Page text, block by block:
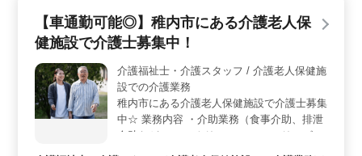
イベートな時間も大切にできる職場です。 ＜地域社
会への貢献＞ 地域医療を支える病院で、脳神経外科の
外来診療と病棟管理を担うお仕事です。やりがいもひと
しおです。
【車通勤可能◎】稚内市にある介護老人保
健施設で介護士募集中！
介護福祉士・介護スタッフ / 介護老人保健施
設での介護業務
稚内市にある介護老人保健施設で介護士募集
中☆ 業務内容 ・介助業務（食事介助、排泄
介助など） ・レクリエーション ・リハビリ
テーションサポート ・書類作成、書類整理